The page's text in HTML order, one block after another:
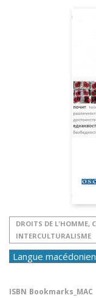
DROITS DE L'HOMME,
INTERCULTURALISME
ISBN Bookmarks_MAC